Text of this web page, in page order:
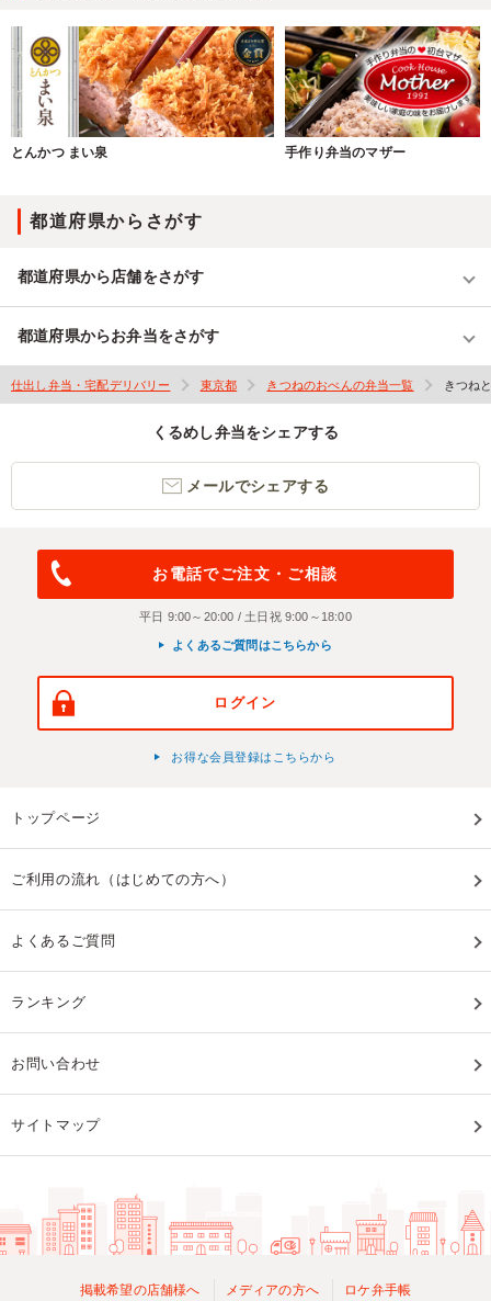
とんかつ まい泉 手作り弁当のマザー
都道府県からさがす
都道府県から店舗をさがす
都道府県からお弁当をさがす
仕出し弁当・宅配デリバリー 東京都 きつねのおべんの弁当一覧 きつね
くるめし弁当をシェアする
メールでシェアする
お電話でご注文・ご相談
平日 9:00～20:00 / 土日祝 9:00～18:00
よくあるご質問はこちらから
ログイン
お得な会員登録はこちらから
トップページ
ご利用の流れ（はじめての方へ）
よくあるご質問
ランキング
お問い合わせ
サイトマップ
掲載希望の店舗様へ メディアの方へ ロケ弁手帳